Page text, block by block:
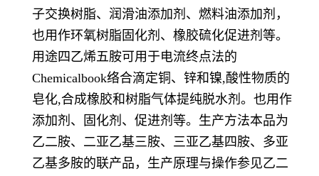
子交换树脂、润滑油添加剂、燃料油添加剂，
也用作环氧树脂固化剂、橡胶硫化促进剂等。
用途四乙烯五胺可用于电流终点法的
Chemicalbook络合滴定铜、锌和镍,酸性物质的
皂化,合成橡胶和树脂气体提纯脱水剂。也用作
添加剂、固化剂、促进剂等。生产方法本品为
乙二胺、二亚乙基三胺、三亚乙基四胺、多亚
乙基多胺的联产品，生产原理与操作参见乙二